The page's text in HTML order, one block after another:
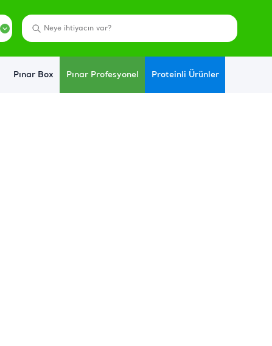
Pınar Box Pınar Profesyonel Proteinli Ürünler